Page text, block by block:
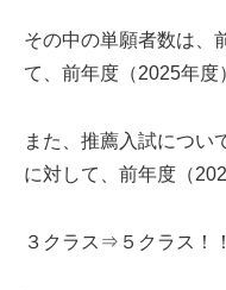
その中の単願者数は、
て、前年度（2025年度
また、推薦入試につい
に対して、前年度（
３クラス⇒５クラス！！